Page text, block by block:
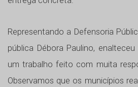
Representando a Defensoria
pública Débora Paulino,
um trabalho feito com muita
Observamos que os municípios